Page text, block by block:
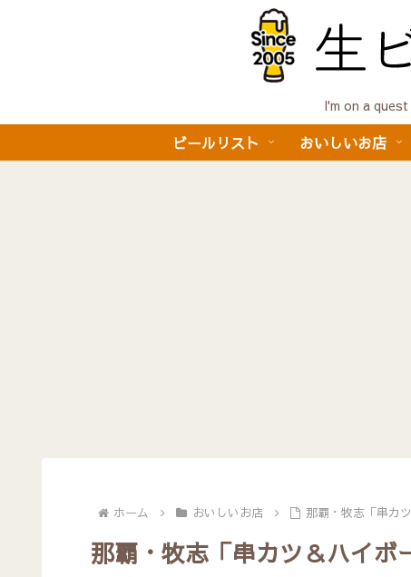
I'm on a
ビールリスト おいしいお店
ホーム おいしいお店 那覇・牧志「串カ
那覇・牧志「串カツ＆ハイボ